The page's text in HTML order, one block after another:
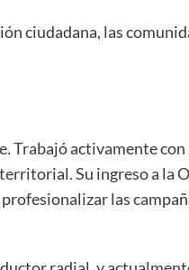
ciudadana, las
Trabajó activamente
Su ingreso a la
las